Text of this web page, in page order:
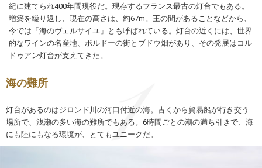
紀に建てられ400年間現役だ。現存するフランス最古の灯台でもある。
増築を繰り返し、現在の高さは、約67m。王の間があることなどから、
今では「海のヴェルサイユ」とも呼ばれている。灯台の近くには、世界
的なワインの名産地、ボルドーの街とブドウ畑があり、その発展はコル
ドゥアン灯台が支えてきた。
海の難所
灯台があるのはジロンド川の河口付近の海。古くから貿易船が行き交う
場所で、浅瀬の多い海の難所でもある。6時間ごとの潮の満ち引きで、海
にも陸にもなる環境が、とてもユニークだ。